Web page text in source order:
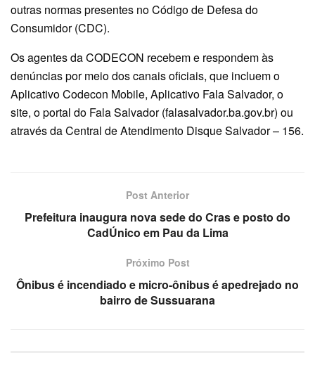
outras normas presentes no Código de Defesa do
Consumidor (CDC).
Os agentes da CODECON recebem e respondem às
denúncias por meio dos canais oficiais, que incluem o
Aplicativo Codecon Mobile, Aplicativo Fala Salvador, o
site, o portal do Fala Salvador (falasalvador.ba.gov.br) ou
através da Central de Atendimento Disque Salvador – 156.
Post Anterior
Prefeitura inaugura nova sede do Cras e posto do
CadÚnico em Pau da Lima
Próximo Post
Ônibus é incendiado e micro-ônibus é apedrejado no
bairro de Sussuarana